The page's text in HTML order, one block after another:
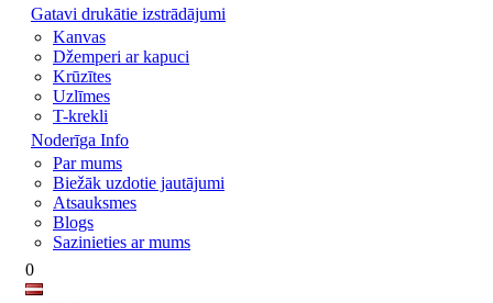
Gatavi drukātie izstrādājumi
Kanvas
Džemperi ar kapuci
Krūzītes
Uzlīmes
T-krekli
Noderīga Info
Par mums
Biežāk uzdotie jautājumi
Atsauksmes
Blogs
Sazinieties ar mums
0